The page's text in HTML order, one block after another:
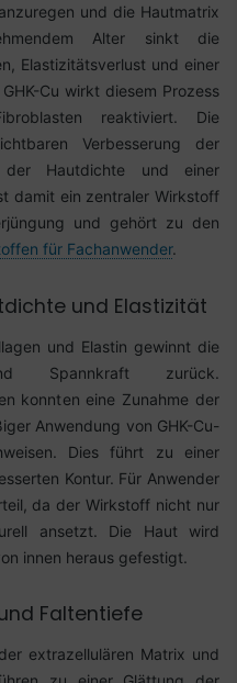
und die Hautmatrix
Alter sinkt die
Elastizitätsverlust und einer
Cu wirkt diesem Prozess
reaktiviert. Die
Verbesserung der
der Hautdichte und einer
damit ein zentraler Wirkstoff
und gehört zu den
für Fachanwender.
und Elastizität
und Elastin gewinnt die
zurück.
konnten eine Zunahme der
Anwendung von GHK-Cu-
Dies führt zu einer
Kontur. Für Anwender
da der Wirkstoff nicht nur
ansetzt. Die Haut wird
innen heraus gefestigt.
Faltentiefe
extrazellulären Matrix und